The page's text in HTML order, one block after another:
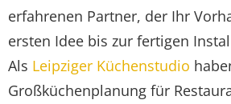
erfahrenen Partner, der Ihr
ersten Idee bis zur fertigen
Als Leipziger Küchenstudio
Großküchenplanung für